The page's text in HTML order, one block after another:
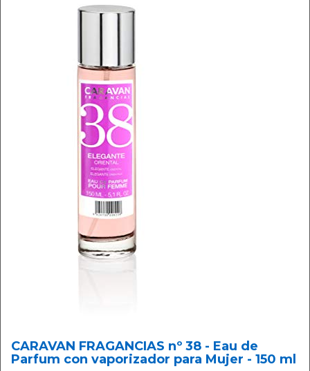
CARAVAN FRAGANCIAS nº 38 - Eau de
Parfum con vaporizador para Mujer - 150 ml